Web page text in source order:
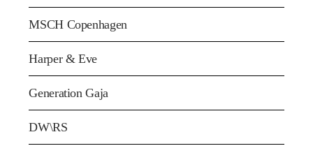
MSCH Copenhagen
Harper & Eve
Generation Gaja
DW\RS